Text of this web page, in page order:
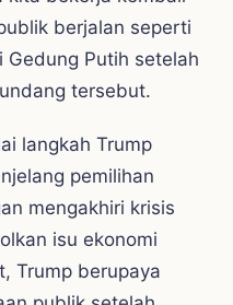
berjalan seperti
Gedung Putih setelah
tersebut.
langkah Trump
pemilihan
mengakhiri krisis
isu ekonomi
Trump berupaya